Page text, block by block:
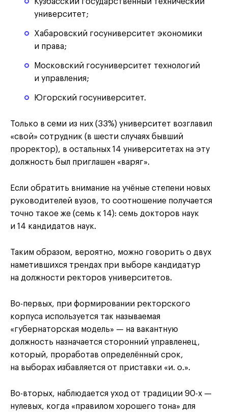
университет;
Хабаровский госуниверситет экономики
и права;
Московский госуниверситет технологий
и управления;
Югорский госуниверситет.
Только в семи из них (33%) университет возглавил
«свой» сотрудник (в шести случаях бывший
проректор), в остальных 14 университетах на эту
должность был приглашен «варяг».
Если обратить внимание на учёные степени новых
руководителей вузов, то соотношение получается
точно такое же (семь к 14): семь докторов наук
и 14 кандидатов наук.
Таким образом, вероятно, можно говорить о двух
наметившихся трендах при выборе кандидатур
на должности ректоров университетов.
Во-первых, при формировании ректорского
корпуса используется так называемая
«губернаторская модель» — на вакантную
должность назначается сторонний управленец,
который, проработав определённый срок,
на выборах избавляется от приставки «и. о.».
Во-вторых, наблюдается уход от традиции 90-х —
нулевых, когда «правилом хорошего тона» для